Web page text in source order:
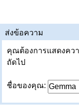
ส่งข้อความ
คุณต้องการแสดงคว
ถัดไป
ชื่อของคุณ: